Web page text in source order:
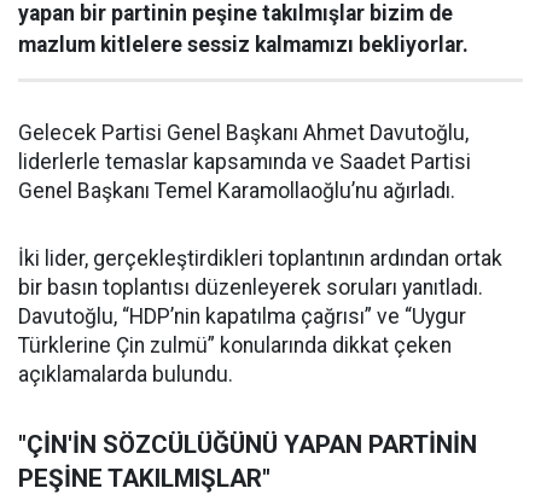
yapan bir partinin peşine takılmışlar bizim de
mazlum kitlelere sessiz kalmamızı bekliyorlar.
Gelecek Partisi Genel Başkanı Ahmet Davutoğlu,
liderlerle temaslar kapsamında ve Saadet Partisi
Genel Başkanı Temel Karamollaoğlu’nu ağırladı.
İki lider, gerçekleştirdikleri toplantının ardından ortak
bir basın toplantısı düzenleyerek soruları yanıtladı.
Davutoğlu, “HDP’nin kapatılma çağrısı” ve “Uygur
Türklerine Çin zulmü” konularında dikkat çeken
açıklamalarda bulundu.
"ÇİN'İN SÖZCÜLÜĞÜNÜ YAPAN PARTİNİN
PEŞİNE TAKILMIŞLAR"